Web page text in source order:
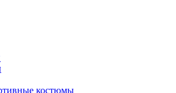
костюмы